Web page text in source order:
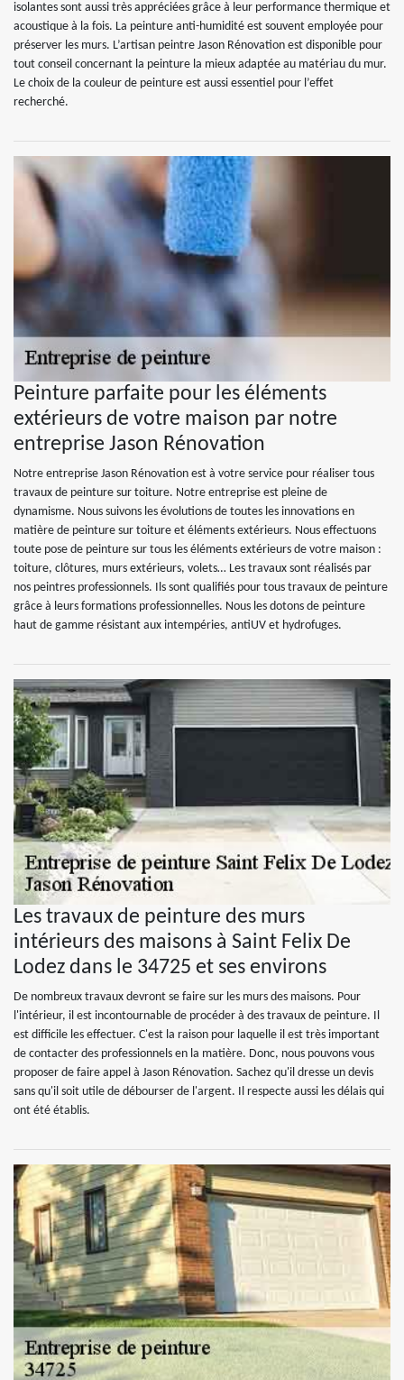
isolantes sont aussi très appréciées grâce à leur performance thermique et
acoustique à la fois. La peinture anti-humidité est souvent employée pour
préserver les murs. L’artisan peintre Jason Rénovation est disponible pour
tout conseil concernant la peinture la mieux adaptée au matériau du mur.
Le choix de la couleur de peinture est aussi essentiel pour l’effet
recherché.
Peinture parfaite pour les éléments
extérieurs de votre maison par notre
entreprise Jason Rénovation
Notre entreprise Jason Rénovation est à votre service pour réaliser tous
travaux de peinture sur toiture. Notre entreprise est pleine de
dynamisme. Nous suivons les évolutions de toutes les innovations en
matière de peinture sur toiture et éléments extérieurs. Nous effectuons
toute pose de peinture sur tous les éléments extérieurs de votre maison :
toiture, clôtures, murs extérieurs, volets… Les travaux sont réalisés par
nos peintres professionnels. Ils sont qualifiés pour tous travaux de peinture
grâce à leurs formations professionnelles. Nous les dotons de peinture
haut de gamme résistant aux intempéries, antiUV et hydrofuges.
Les travaux de peinture des murs
intérieurs des maisons à Saint Felix De
Lodez dans le 34725 et ses environs
De nombreux travaux devront se faire sur les murs des maisons. Pour
l'intérieur, il est incontournable de procéder à des travaux de peinture. Il
est difficile les effectuer. C'est la raison pour laquelle il est très important
de contacter des professionnels en la matière. Donc, nous pouvons vous
proposer de faire appel à Jason Rénovation. Sachez qu'il dresse un devis
sans qu'il soit utile de débourser de l'argent. Il respecte aussi les délais qui
ont été établis.